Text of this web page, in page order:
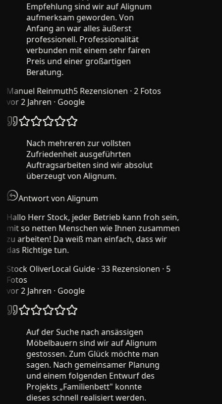
Empfehlung sind wir auf Alignum
aufmerksam geworden. Von
Anfang an war alles äußerst
professionell. Professionalität
verbunden mit einem sehr fairen
Preis und einer großartigen
Beratung.
Manuel Reinmuth5 Rezensionen · 2 Fotos
vor 2 Jahren· Google
Nach mehreren zur vollsten
Zufriedenheit ausgeführten
Auftragsarbeiten sind wir absolut
überzeugt von Alignum.
Antwort von Alignum
Hallo Herr Stock, jeder Betrieb kann froh sein,
mit so netten Menschen wie Ihnen zusammen
zu arbeiten! Da weiß man einfach, dass wir
das Richtige tun.
Stock OliverLocal Guide · 33 Rezensionen · 5
Fotos
vor 2 Jahren· Google
Auf der Suche nach ansässigen
Möbelbauern sind wir auf Alignum
gestossen. Zum Glück möchte man
sagen. Nach gemeinsamer Planung
und einem folgenden Entwurf des
Projekts „Familienbett" konnte
dieses schnell realisiert werden.